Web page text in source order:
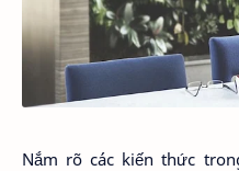
Nắm rõ các kiến thức